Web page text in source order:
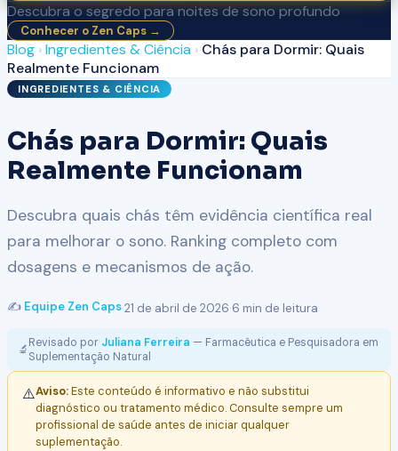
Descubra o segredo para noites de sono profundo
Conhecer o Zen Caps →
Blog ›Ingredientes & Ciência › Chás para Dormir: Quais
Realmente Funcionam
INGREDIENTES & CIÊNCIA
Chás para Dormir: Quais
Realmente Funcionam
Descubra quais chás têm evidência científica real
para melhorar o sono. Ranking completo com
dosagens e mecanismos de ação.
✍️ Equipe Zen Caps·21 de abril de 2026·6 min de leitura
🔬Revisado por Juliana Ferreira — Farmacêutica e Pesquisadora em
Suplementação Natural
⚠️Aviso:Este conteúdo é informativo e não substitui
diagnóstico ou tratamento médico. Consulte sempre um
profissional de saúde antes de iniciar qualquer
suplementação.